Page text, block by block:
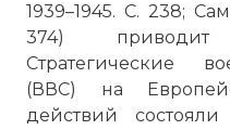
1939–1945. С. 238;
374)
Стратегические
(ВВС) на
действий